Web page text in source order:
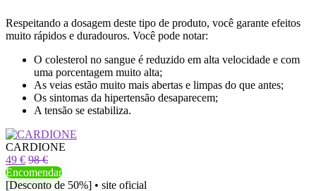
Respeitando a dosagem deste tipo de produto, você garante efeitos
muito rápidos e duradouros. Você pode notar:
O colesterol no sangue é reduzido em alta velocidade e com
uma porcentagem muito alta;
As veias estão muito mais abertas e limpas do que antes;
Os sintomas da hipertensão desaparecem;
A tensão se estabiliza.
CARDIONE
49 € 98 €
Encomendar
[Desconto de 50%] • site oficial